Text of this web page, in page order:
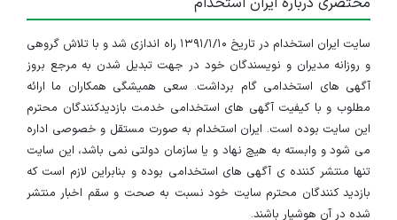
سایت ایران استخدام در تاریخ ۱۳۹۱/۱/۱۰ راه اندازی شد و با تلاش گروهی
و روزانه مدیران و نویسندگان خود در جهت تبدیل شدن به مرجع بروز
آگهی های استخدامی گام برداشت. سعی همیشگی همکاران ما ارائه
مطلوب و با کیفیت آگهی های استخدامی خدمت بازدیدکنندگان محترم
این سایت بوده است. ایران استخدام به صورت مستقل و خصوصی اداره
می شود و وابسته به هیچ نهاد و یا سازمان دولتی نمی باشد، این سایت
تنها منتشر کننده ی آگهی های استخدامی بوده و بنابراین لازم است که
بازدید کنندگان محترم سایت خود نسبت به صحت و سقم اخبار منتشر
شده در آن هوشیار باشند.